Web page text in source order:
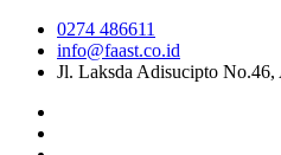
0274 486611
info@faast.co.id
Jl. Laksda Adisucipto No.46,